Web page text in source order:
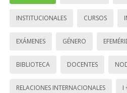
INSTITUCIONALES CURSOS
EXÁMENES GÉNERO
BIBLIOTECA DOCENTES
RELACIONES INTERNACIONALES I